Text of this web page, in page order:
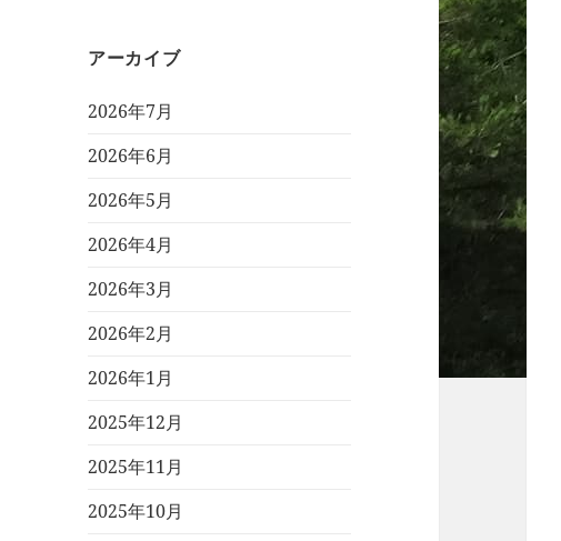
アーカイブ
2026年7月
2026年6月
2026年5月
2026年4月
2026年3月
2026年2月
2026年1月
2025年12月
2025年11月
2025年10月